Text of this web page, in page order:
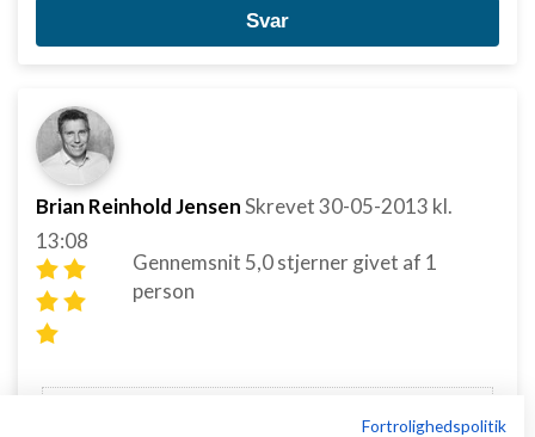
Svar
Brian Reinhold JensenSkrevet30-05-2013 kl.
13:08
Gennemsnit 5,0stjerner givet af 1
person
Fortrolighedspolitik